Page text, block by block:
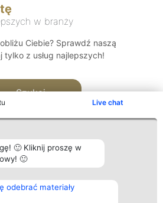
Live chat
🙂 Kliknij proszę w
🙂
odebrać materiały
w branży
Ciebie? Sprawdź naszą
z usług najlepszych!
Szukaj
Plebiscyt
Laureaci
Kontakt
Kontakt